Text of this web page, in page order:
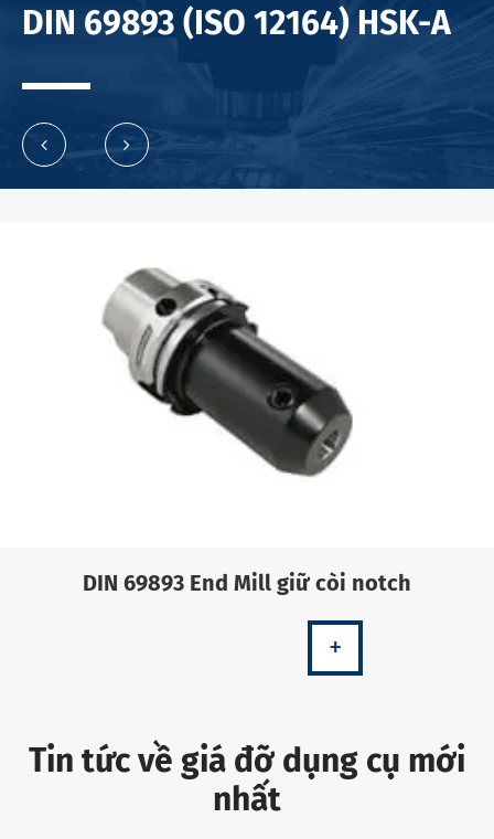
DIN 69893 (ISO 12164) HSK-A
DIN 69893 End Mill giữ còi notch
+
Tin tức về giá đỡ dụng cụ mới
nhất